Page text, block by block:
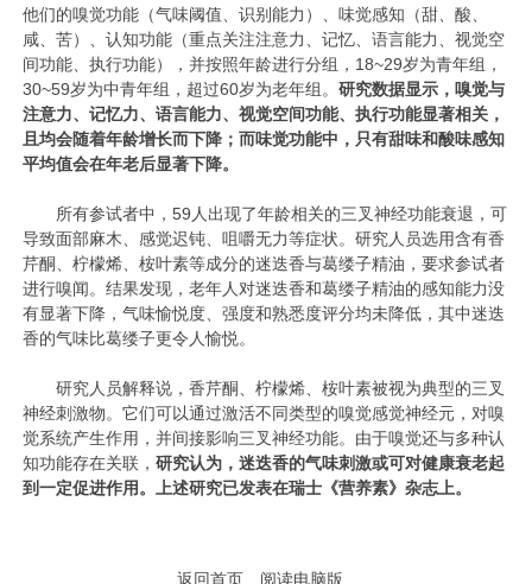
他们的嗅觉功能（气味阈值、识别能力）、味觉感知（甜、酸、
咸、苦）、认知功能（重点关注注意力、记忆、语言能力、视觉空
间功能、执行功能），并按照年龄进行分组，18~29岁为青年组，
30~59岁为中青年组，超过60岁为老年组。研究数据显示，嗅觉与
注意力、记忆力、语言能力、视觉空间功能、执行功能显著相关，
且均会随着年龄增长而下降；而味觉功能中，只有甜味和酸味感知
平均值会在年老后显著下降。
所有参试者中，59人出现了年龄相关的三叉神经功能衰退，可
导致面部麻木、感觉迟钝、咀嚼无力等症状。研究人员选用含有香
芹酮、柠檬烯、桉叶素等成分的迷迭香与葛缕子精油，要求参试者
进行嗅闻。结果发现，老年人对迷迭香和葛缕子精油的感知能力没
有显著下降，气味愉悦度、强度和熟悉度评分均未降低，其中迷迭
香的气味比葛缕子更令人愉悦。
研究人员解释说，香芹酮、柠檬烯、桉叶素被视为典型的三叉
神经刺激物。它们可以通过激活不同类型的嗅觉感觉神经元，对嗅
觉系统产生作用，并间接影响三叉神经功能。由于嗅觉还与多种认
知功能存在关联，研究认为，迷迭香的气味刺激或可对健康衰老起
到一定促进作用。上述研究已发表在瑞士《营养素》杂志上。
返回首页 阅读电脑版